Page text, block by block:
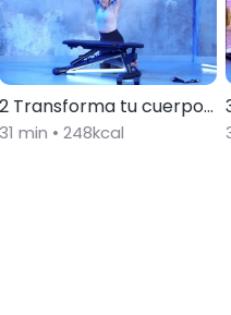
2 Transforma tu cuerpo
en 12 semanas
31 min • 248kcal